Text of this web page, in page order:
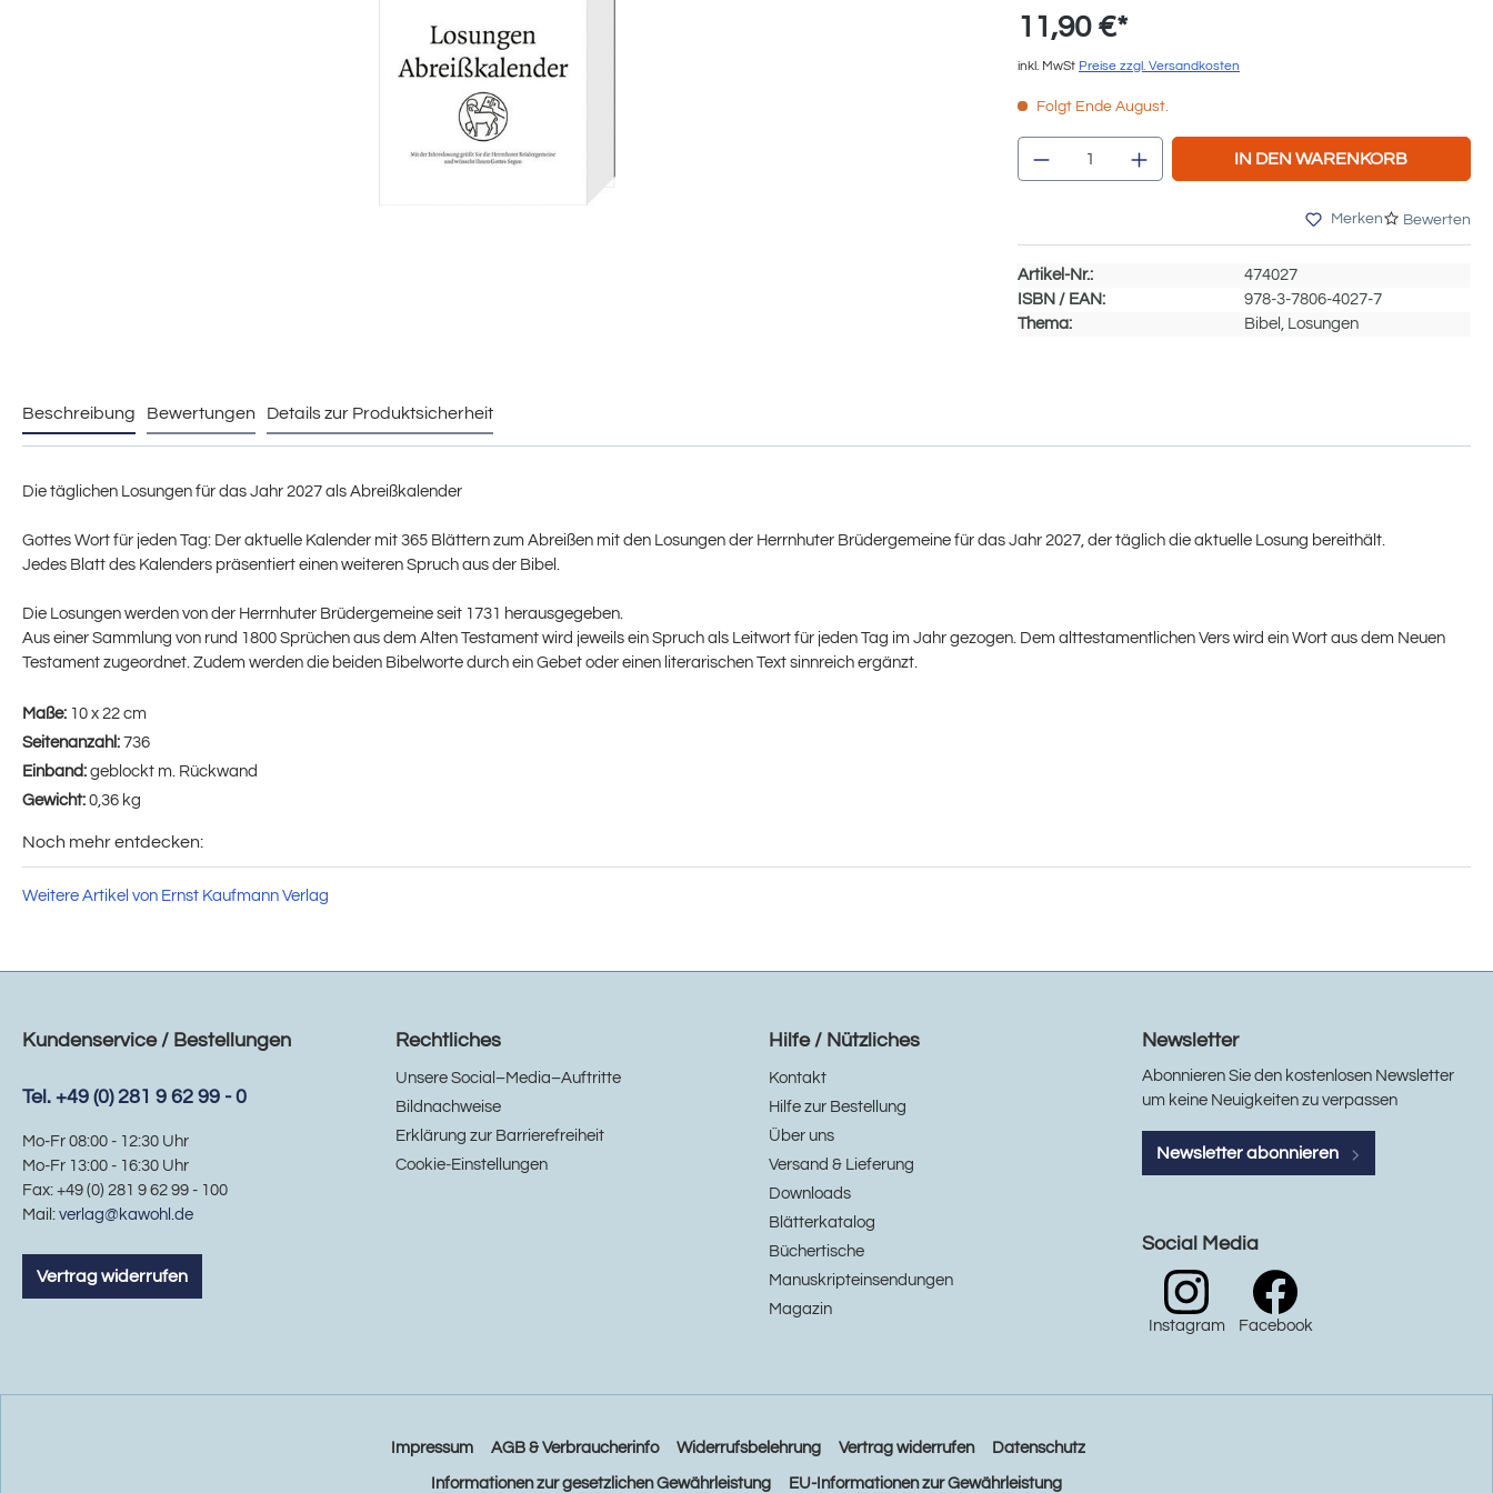
11,90 €*
inkl. MwSt Preise zzgl. Versandkosten
Folgt Ende August.
Produkt Anzahl: Gib den gewünschten
IN DEN WARENKORB
Merken Bewerten
Artikel-Nr.:
474027
ISBN / EAN:
978-3-7806-4027-7
Thema:
Bibel, Losungen
Beschreibung Bewertungen Details zur Produktsicherheit
Die täglichen Losungen für das Jahr 2027 als Abreißkalender
Gottes Wort für jeden Tag: Der aktuelle Kalender mit 365 Blättern zum Abreißen mit den Losungen der Herrnhuter Brüdergemeine für das Jahr 2027, der täglich die aktuelle Losung bereithält.
Jedes Blatt des Kalenders präsentiert einen weiteren Spruch aus der Bibel.
Die Losungen werden von der Herrnhuter Brüdergemeine seit 1731 herausgegeben.
Aus einer Sammlung von rund 1800 Sprüchen aus dem Alten Testament wird jeweils ein Spruch als Leitwort für jeden Tag im Jahr gezogen. Dem alttestamentlichen Vers wird ein Wort aus dem Neuen
Testament zugeordnet. Zudem werden die beiden Bibelworte durch ein Gebet oder einen literarischen Text sinnreich ergänzt.
Maße: 10 x 22 cm
Seitenanzahl: 736
Einband: geblockt m. Rückwand
Gewicht: 0,36 kg
Noch mehr entdecken:
Weitere Artikel von Ernst Kaufmann Verlag
Kundenservice / Bestellungen
Tel. +49 (0) 281 9 62 99 - 0
Mo-Fr 08:00 - 12:30 Uhr
Mo-Fr 13:00 - 16:30 Uhr
Fax: +49 (0) 281 9 62 99 - 100
Mail: verlag@kawohl.de
Vertrag widerrufen
Rechtliches
Unsere Social–Media–Auftritte
Bildnachweise
Erklärung zur Barrierefreiheit
Cookie-Einstellungen
Hilfe / Nützliches
Kontakt
Hilfe zur Bestellung
Über uns
Versand & Lieferung
Downloads
Blätterkatalog
Büchertische
Manuskripteinsendungen
Magazin
Newsletter
Abonnieren Sie den kostenlosen Newsletter
um keine Neuigkeiten zu verpassen
Newsletter abonnieren
Social Media
Instagram Facebook
Impressum AGB & Verbraucherinfo Widerrufsbelehrung Vertrag widerrufen Datenschutz
Informationen zur gesetzlichen Gewährleistung EU-Informationen zur Gewährleistung